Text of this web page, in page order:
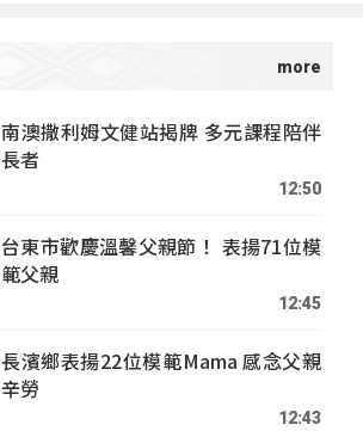
南澳撒利姆文健站揭牌 多元課程陪伴
長者
12:50
台東市歡慶溫馨父親節！ 表揚71位模
範父親
12:45
長濱鄉表揚22位模範Mama 感念父親
辛勞
12:43